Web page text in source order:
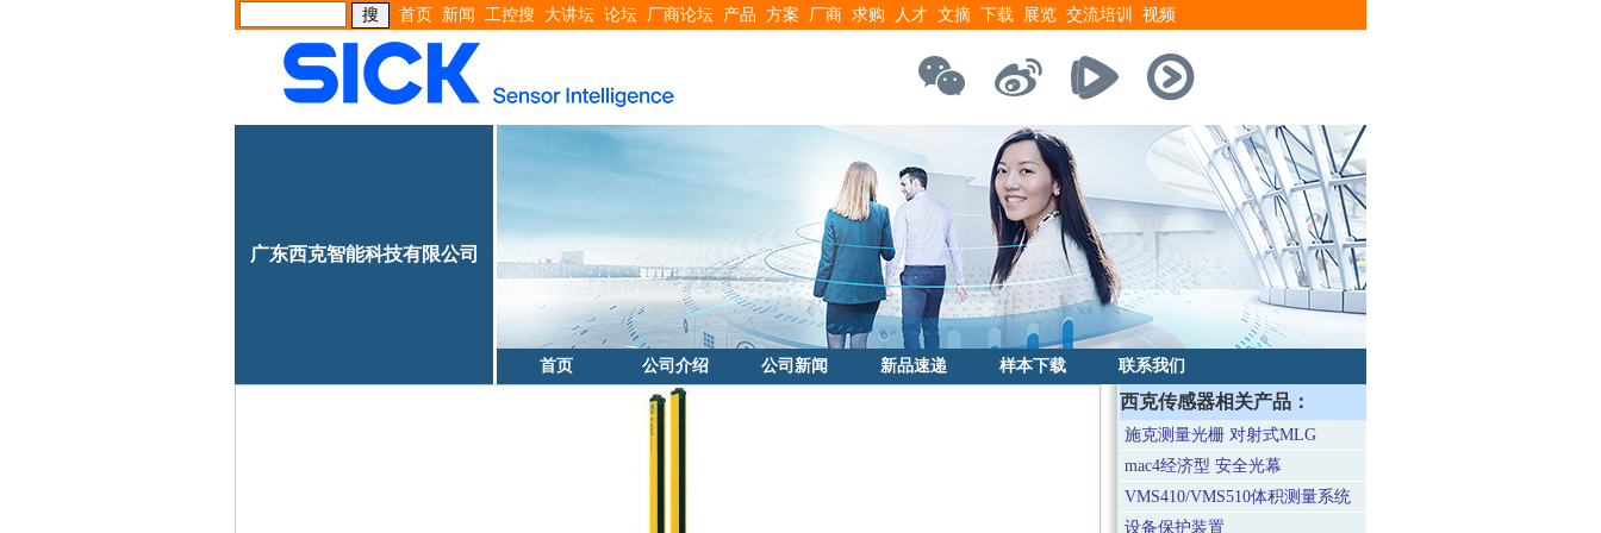
首页 新闻 工控搜 大讲坛 论坛 厂商论坛 产品 方案 厂商 求购 人才 文摘 下载 展览 交流培训 视频
广东西克智能科技有限公司
首页 公司介绍 公司新闻 新品速递 样本下载 联系我们
西克传感器相关产品：
施克测量光栅 对射式MLG
mac4经济型 安全光幕
VMS410/VMS510体积测量系统
设备保护装置